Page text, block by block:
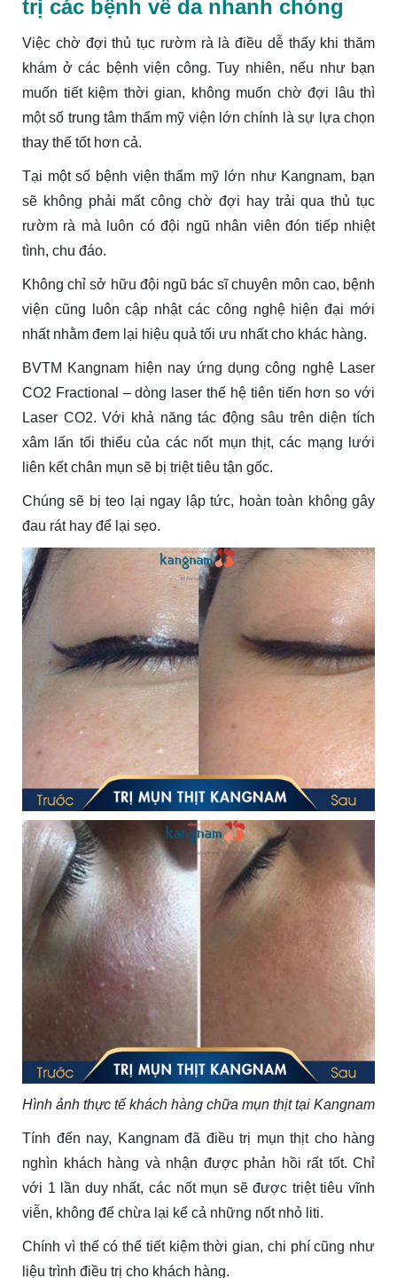
trị các bệnh về da nhanh chóng
Việc chờ đợi thủ tục rườm rà là điều dễ thấy khi thăm
khám ở các bệnh viện công. Tuy nhiên, nếu như bạn
muốn tiết kiệm thời gian, không muốn chờ đợi lâu thì
một số trung tâm thẩm mỹ viện lớn chính là sự lựa chọn
thay thế tốt hơn cả.
Tại một số bệnh viện thẩm mỹ lớn như Kangnam, bạn
sẽ không phải mất công chờ đợi hay trải qua thủ tục
rườm rà mà luôn có đội ngũ nhân viên đón tiếp nhiệt
tình, chu đáo.
Không chỉ sở hữu đội ngũ bác sĩ chuyên môn cao, bệnh
viện cũng luôn cập nhật các công nghệ hiện đại mới
nhất nhằm đem lại hiệu quả tối ưu nhất cho khác hàng.
BVTM Kangnam hiện nay ứng dụng công nghệ Laser
CO2 Fractional – dòng laser thế hệ tiên tiến hơn so với
Laser CO2. Với khả năng tác động sâu trên diện tích
xâm lấn tối thiểu của các nốt mụn thịt, các mạng lưới
liên kết chân mụn sẽ bị triệt tiêu tận gốc.
Chúng sẽ bị teo lại ngay lập tức, hoàn toàn không gây
đau rát hay để lại sẹo.
Hình ảnh thực tế khách hàng chữa mụn thịt tại Kangnam
Tính đến nay, Kangnam đã điều trị mụn thịt cho hàng
nghìn khách hàng và nhận được phản hồi rất tốt. Chỉ
với 1 lần duy nhất, các nốt mụn sẽ được triệt tiêu vĩnh
viễn, không để chừa lại kể cả những nốt nhỏ liti.
Chính vì thế có thể tiết kiệm thời gian, chi phí cũng như
liệu trình điều trị cho khách hàng.